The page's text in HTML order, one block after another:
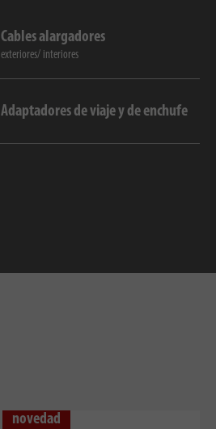
Cables alargadores
exteriores interiores
Adaptadores de viaje y de enchufe
novedad